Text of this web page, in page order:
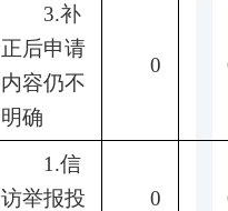
3.补
正后申请
内容仍不
明确
0
1.信
访举报投
0